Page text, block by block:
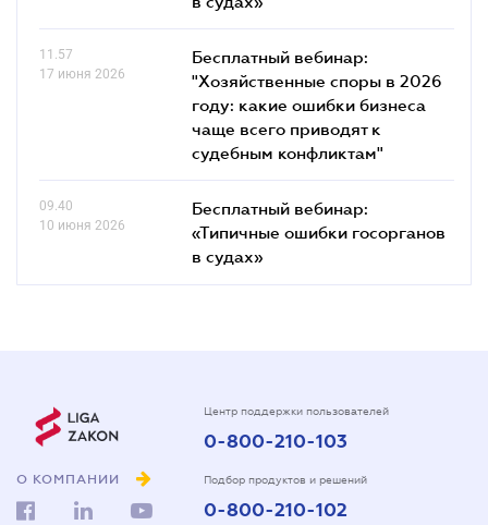
11.57
17 июня 2026
Бесплатный вебинар:
"Хозяйственные споры в 2026
году: какие ошибки бизнеса
чаще всего приводят к
судебным конфликтам"
09.40
10 июня 2026
Бесплатный вебинар:
«Типичные ошибки госорганов
в судах»
О КОМПАНИИ
Центр поддержки пользователей
0-800-210-103
Подбор продуктов и решений
0-800-210-102